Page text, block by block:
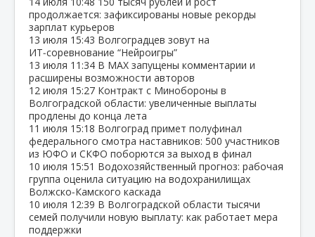
продолжается: зафиксированы новые рекорды
зарплат курьеров
13 июля 15:43 Волгоградцев зовут на
ИТ‑соревнование “Нейроигры”
13 июля 11:34 В МАХ запущены комментарии и
расширены возможности авторов
12 июля 15:27 Контракт с Минобороны в
Волгоградской области: увеличенные выплаты
продлены до конца лета
11 июля 15:18 Волгоград примет полуфинал
федерального смотра наставников: 500 участников
из ЮФО и СКФО поборются за выход в финал
10 июля 15:51 Водохозяйственный прогноз: рабочая
группа оценила ситуацию на водохранилищах
Волжско‑Камского каскада
10 июля 12:39 В Волгоградской области тысячи
семей получили новую выплату: как работает мера
поддержки